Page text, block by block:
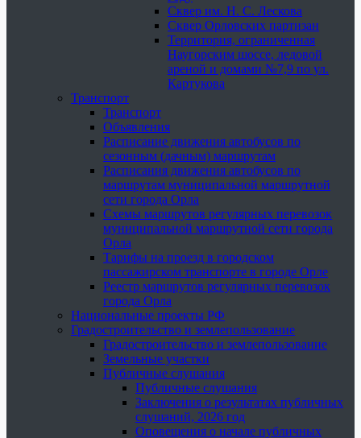
Сквер им. Н. С. Лескова
Сквер Орловских партизан
Территория, ограниченная
Наугорским шоссе, ледовой
ареной и домами №7,9 по ул.
Картукова
Транспорт
Транспорт
Объявления
Расписание движения автобусов по
сезонным (дачным) маршрутам
Расписания движения автобусов по
маршрутам муниципальной маршрутной
сети города Орла
Схемы маршрутов регулярных перевозок
муниципальной маршрутной сети города
Орла
Тарифы на проезд в городском
пассажирском транспорте в городе Орле
Реестр маршрутов регулярных перевозок
города Орла
Национальные проекты РФ
Градостроительство и землепользование
Градостроительство и землепользование
Земельные участки
Публичные слушания
Публичные слушания
Заключения о результатах публичных
слушаний, 2026 год
Оповещения о начале публичных